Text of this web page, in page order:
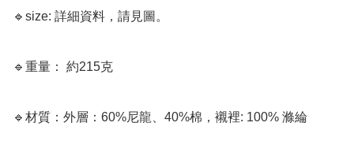
🔹size: 詳細資料，請見圖。
🔹重量： 約215克
🔹材質：外層：60%尼龍、40%棉，襯裡: 100% 滌綸